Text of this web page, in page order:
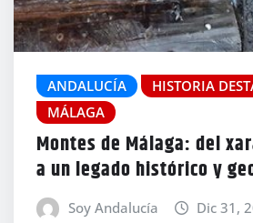
ANDALUCÍA
HISTORIA
MÁLAGA
Montes de Málaga: del
a un legado histórico y
Soy Andalucía Dic 31,